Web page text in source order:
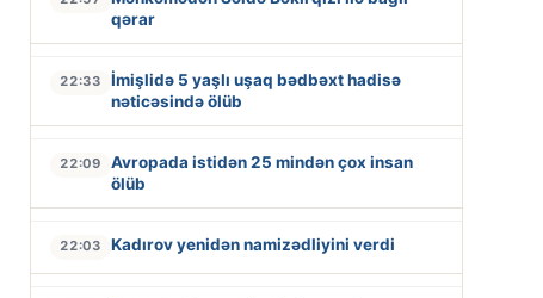
qərar
22:33
İmişlidə 5 yaşlı uşaq bədbəxt hadisə
nəticəsində ölüb
22:09
Avropada istidən 25 mindən çox insan
ölüb
22:03 Kadırov yenidən namizədliyini verdi